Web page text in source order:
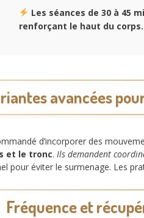
Les séances de 30 à 45
renforçant le haut du corps.
avancées
d’incorporer des
et le tronc. Ils demandent
pour éviter le surmenage. Les
Fréquence et